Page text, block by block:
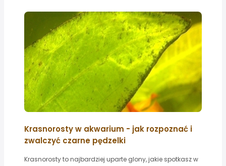
Krasnorosty w akwarium - jak rozpoznać i
zwalczyć czarne pędzelki
Krasnorosty to najbardziej uparte glony, jakie spotkasz w